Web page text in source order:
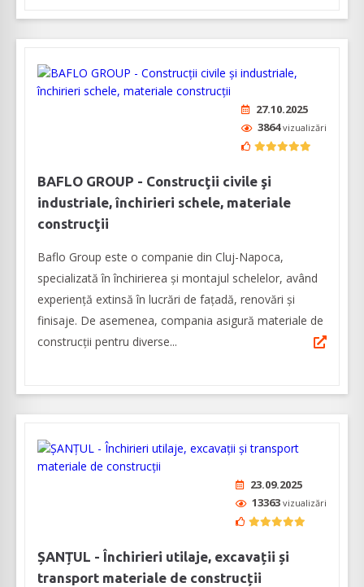
27.10.2025
3864vizualizări
BAFLO GROUP - Construcţii civile şi
industriale, închirieri schele, materiale
construcţii
Baflo Group este o companie din Cluj-Napoca,
specializată în închirierea și montajul schelelor, având
experiență extinsă în lucrări de fațadă, renovări și
finisaje. De asemenea, compania asigură materiale de
construcţii pentru diverse...
23.09.2025
13363 vizualizări
ȘANȚUL - Închirieri utilaje, excavații și
transport materiale de construcții